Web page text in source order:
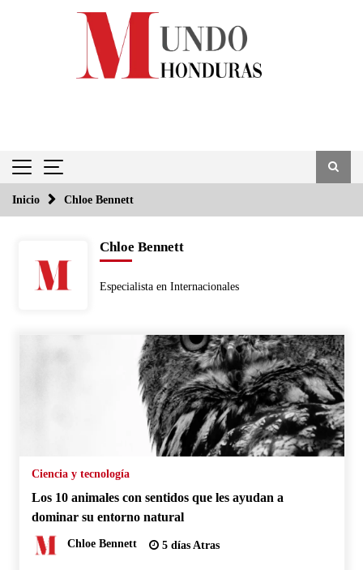
Inicio Chloe Bennett
Chloe Bennett
Especialista en Internacionales
Ciencia y tecnología
Los 10 animales con sentidos que les ayudan a
dominar su entorno natural
Chloe Bennett 5 días Atras